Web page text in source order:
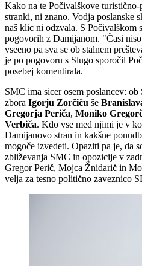
Kako na te Počivalškove
stranki, ni znano. Vodja poslanske
naš klic ni odzvala. S Počivalškom
pogovorih z Damijanom. "Časi
vseeno pa sva se ob stalnem
je po pogovoru s Slugo sporočil
posebej komentirala.
SMC ima sicer osem poslancev:
zbora Igorju Zorčiču še
Gregorja Periča, Moniko
Verbiča. Kdo vse med njimi je v
Damijanovo stran in kakšne
mogoče izvedeti. Opaziti pa je, da
zbliževanja SMC in opozicije v
Gregor Perič, Mojca Žnidarič in
velja za tesno politično zaveznico